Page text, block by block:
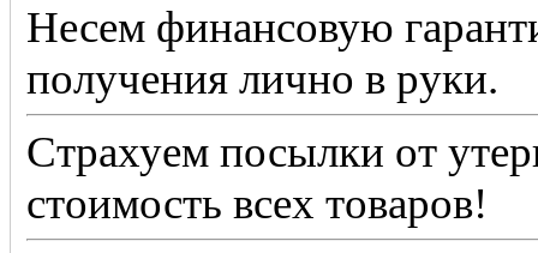
Несем финансовую
получения лично в руки.
Страхуем посылки от
стоимость всех товаров!